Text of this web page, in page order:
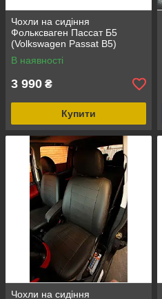
Чохли на сидіння
Фольксваген Пассат Б5
(Volkswagen Passat B5)
(модельні, окремий
підголовник)
В наявності
3 990 ₴
Купити
Чохли на сидіння